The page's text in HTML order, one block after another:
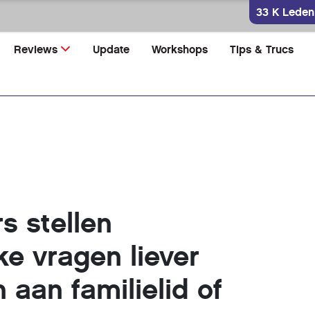
33 K Leden
Reviews Update Workshops Tips & Trucs
stellen
vragen liever
aan familielid of